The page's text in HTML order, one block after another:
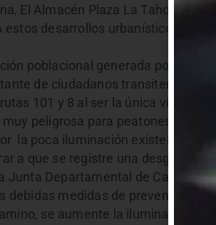
El Almacén Plaza La Tahona,
estos desarrollos urbanísticos se le
poblacional generada por
de ciudadanos transiten a
101 y 8 al ser la única vía de
peligrosa para peatones,
la poca iluminación existente en
a que se registre una desgracia
Junta Departamental de
debidas medidas de prevención y
se aumente la iluminación